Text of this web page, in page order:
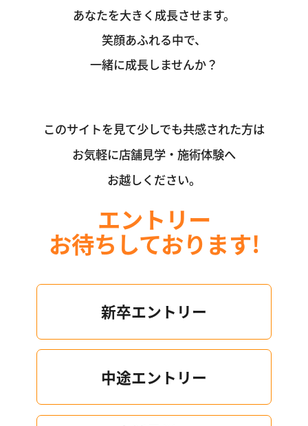
あなたを大きく成長させます。
笑顔あふれる中で、
一緒に成長しませんか？
このサイトを見て少しでも共感された方は
お気軽に店舗見学・施術体験へ
お越しください。
エントリー
お待ちしております!
新卒エントリー
中途エントリー